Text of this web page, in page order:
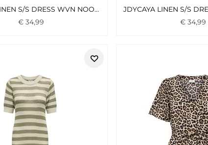
JDYCAYA LINEN S/S DRESS WVN NOOS LAUREL OAK
€34,99
€34,99